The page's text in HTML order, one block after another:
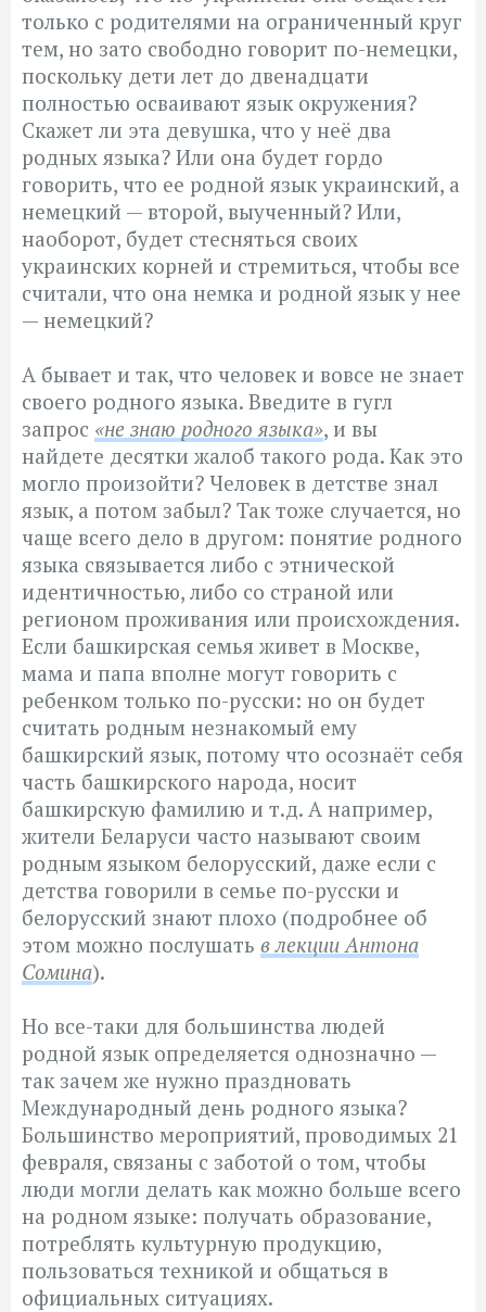
только с родителями на ограниченный круг
тем, но зато свободно говорит по-немецки,
поскольку дети лет до двенадцати
полностью осваивают язык окружения?
Скажет ли эта девушка, что у неё два
родных языка? Или она будет гордо
говорить, что ее родной язык украинский, а
немецкий — второй, выученный? Или,
наоборот, будет стесняться своих
украинских корней и стремиться, чтобы все
считали, что она немка и родной язык у нее
— немецкий?
А бывает и так, что человек и вовсе не знает
своего родного языка. Введите в гугл
запрос «не знаю родного языка», и вы
найдете десятки жалоб такого рода. Как это
могло произойти? Человек в детстве знал
язык, а потом забыл? Так тоже случается, но
чаще всего дело в другом: понятие родного
языка связывается либо с этнической
идентичностью, либо со страной или
регионом проживания или происхождения.
Если башкирская семья живет в Москве,
мама и папа вполне могут говорить с
ребенком только по-русски: но он будет
считать родным незнакомый ему
башкирский язык, потому что осознаёт себя
часть башкирского народа, носит
башкирскую фамилию и т.д. А например,
жители Беларуси часто называют своим
родным языком белорусский, даже если с
детства говорили в семье по-русски и
белорусский знают плохо (подробнее об
этом можно послушать в лекции Антона
Сомина).
Но все-таки для большинства людей
родной язык определяется однозначно —
так зачем же нужно праздновать
Международный день родного языка?
Большинство мероприятий, проводимых 21
февраля, связаны с заботой о том, чтобы
люди могли делать как можно больше всего
на родном языке: получать образование,
потреблять культурную продукцию,
пользоваться техникой и общаться в
официальных ситуациях.